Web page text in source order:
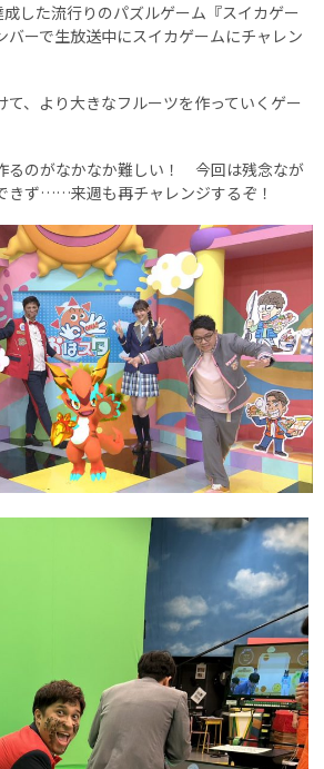
した流行りのパズルゲーム『スイカゲー
ーで生放送中にスイカゲームにチャレン
て、より大きなフルーツを作っていくゲー
るのがなかなか難しい！ 今回は残念なが
きず……来週も再チャレンジするぞ！